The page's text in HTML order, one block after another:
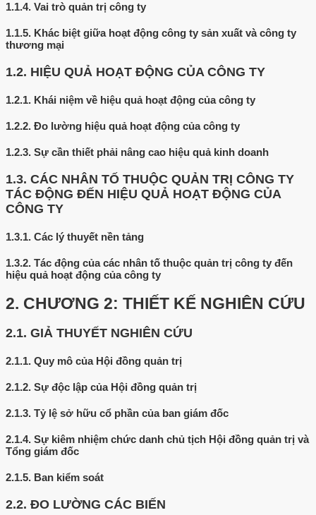
1.1.4. Vai trò quản trị công ty
1.1.5. Khác biệt giữa hoạt động công ty sản xuất và công ty
thương mại
1.2. HIỆU QUẢ HOẠT ĐỘNG CỦA CÔNG TY
1.2.1. Khái niệm về hiệu quả hoạt động của công ty
1.2.2. Đo lường hiệu quả hoạt động của công ty
1.2.3. Sự cần thiết phải nâng cao hiệu quả kinh doanh
1.3. CÁC NHÂN TỐ THUỘC QUẢN TRỊ CÔNG TY
TÁC ĐỘNG ĐẾN HIỆU QUẢ HOẠT ĐỘNG CỦA
CÔNG TY
1.3.1. Các lý thuyết nền tảng
1.3.2. Tác động của các nhân tố thuộc quản trị công ty đến
hiệu quả hoạt động của công ty
2. CHƯƠNG 2: THIẾT KẾ NGHIÊN CỨU
2.1. GIẢ THUYẾT NGHIÊN CỨU
2.1.1. Quy mô của Hội đồng quản trị
2.1.2. Sự độc lập của Hội đồng quản trị
2.1.3. Tỷ lệ sở hữu cổ phần của ban giám đốc
2.1.4. Sự kiêm nhiệm chức danh chủ tịch Hội đồng quản trị và
Tổng giám đốc
2.1.5. Ban kiểm soát
2.2. ĐO LƯỜNG CÁC BIẾN